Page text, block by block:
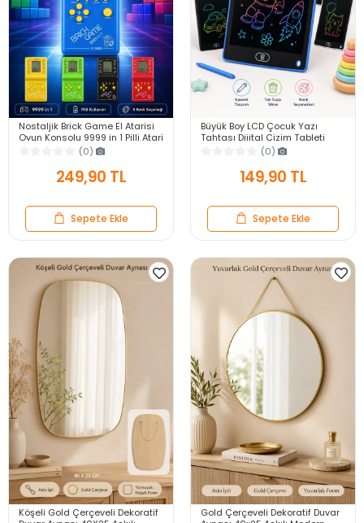
Nostaljik Brick Game El Atarisi
Oyun Konsolu 9999 in 1 Pilli Atari
Eğlenceli Çocuk Oyuncağı
(0)
249,90 TL
Sepete Ekle
Büyük Boy LCD Çocuk Yazı
Tahtası Dijital Çizim Tableti
Kalemli Silinebilir 8.5′ Oyuncak
(0)
149,90 TL
Sepete Ekle
Köşeli Gold Çerçeveli Dekoratif
Gold Çerçeveli Dekoratif Duvar